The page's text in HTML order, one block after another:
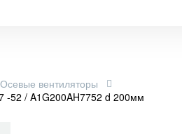
Осевые вентиляторы
-52 / A1G200AH7752 d 200мм